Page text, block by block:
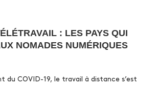
: LES PAYS QUI
NOMADES NUMÉRIQUES
du COVID-19, le travail à distance s’est